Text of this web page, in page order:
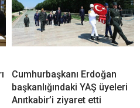
Cumhurbaşkanı Erdoğan
başkanlığındaki YAŞ üyeleri
Anıtkabir’i ziyaret etti